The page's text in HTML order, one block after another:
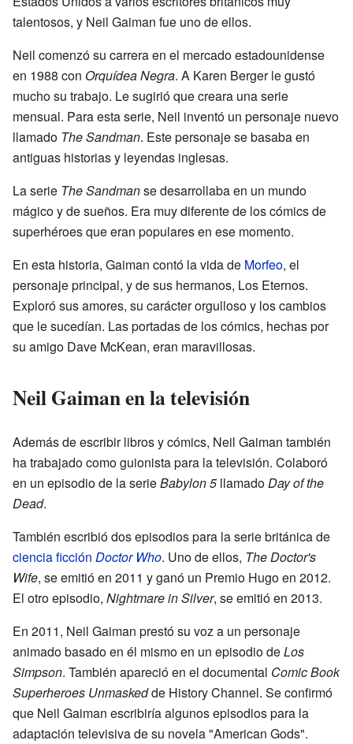
talentosos, y Neil Gaiman fue uno de ellos.
Neil comenzó su carrera en el mercado estadounidense
en 1988 con Orquídea Negra. A Karen Berger le gustó
mucho su trabajo. Le sugirió que creara una serie
mensual. Para esta serie, Neil inventó un personaje nuevo
llamado The Sandman. Este personaje se basaba en
antiguas historias y leyendas inglesas.
La serie The Sandmanse desarrollaba en un mundo
mágico y de sueños. Era muy diferente de los cómics de
superhéroes que eran populares en ese momento.
En esta historia, Gaiman contó la vida de Morfeo, el
personaje principal, y de sus hermanos, Los Eternos.
Exploró sus amores, su carácter orgulloso y los cambios
que le sucedían. Las portadas de los cómics, hechas por
su amigo Dave McKean, eran maravillosas.
Neil Gaiman en la televisión
Además de escribir libros y cómics, Neil Gaiman también
ha trabajado como guionista para la televisión. Colaboró
en un episodio de la serieBabylon 5llamadoDay of the
Dead.
También escribió dos episodios para la serie británica de
ciencia ficción Doctor Who. Uno de ellos, The Doctor's
Wife, se emitió en 2011 y ganó un Premio Hugo en 2012.
El otro episodio, Nightmare in Silver, se emitió en 2013.
En 2011, Neil Gaiman prestó su voz a un personaje
animado basado en él mismo en un episodio deLos
Simpson. También apareció en el documental Comic Book
Superheroes Unmaskedde History Channel. Se confirmó
que Neil Gaiman escribiría algunos episodios para la
adaptación televisiva de su novela "American Gods".